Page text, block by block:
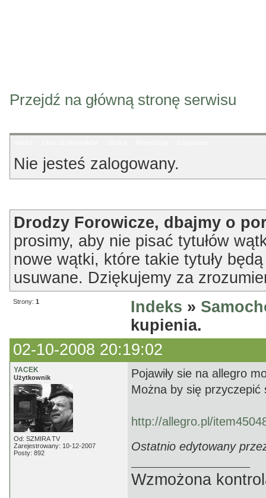
Przejdź na główną stronę serwisu
Nie jesteś zalogowany.
Drodzy Forowicze, dbajmy o
prosimy, aby nie pisać tytułów
nowe wątki, które takie tytuły
usuwane. Dziękujemy za
Strony: 1 Indeks »
kupienia.
02-10-2008 20:19:02
YACEK
Użytkownik
Od: SZMIRA TV
Zarejestrowany: 10-12-2007
Posty: 892
Pojawiły sie na allegro
Można by się przyczepić
http://allegro.pl/
Ostatnio edytowany
Wzmożona